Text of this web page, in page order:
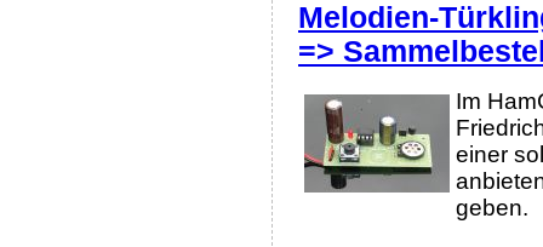
Melodien-
=>
Im
einer
geben.